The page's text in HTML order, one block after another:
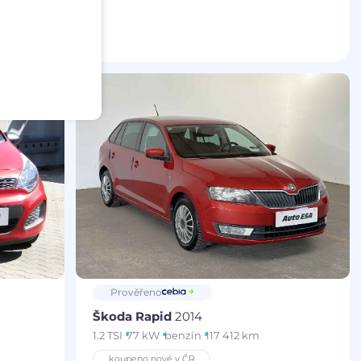
Prověřeno
Škoda Rapid 2014
1.2 TSI 77 kW benzín 117 412 km
koupeno nové v ČR